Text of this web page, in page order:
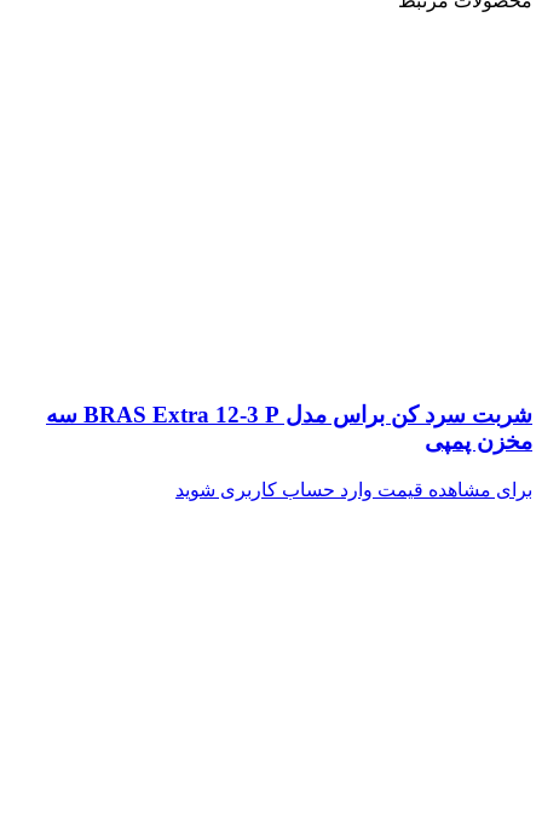
شربت سرد کن براس مدل BRAS Extra 12-3 P سه
مخزن پمپی
برای مشاهده قیمت وارد حساب کاربری شوید